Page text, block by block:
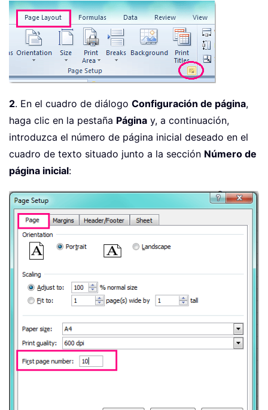
2. En el cuadro de diálogo Configuración de página,
haga clic en la pestaña Página y, a continuación,
introduzca el número de página inicial deseado en el
cuadro de texto situado junto a la sección Número de
página inicial: